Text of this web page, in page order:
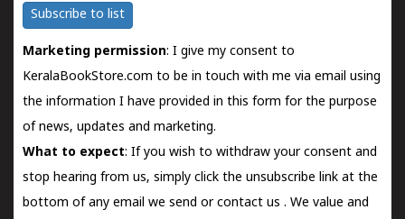
Subscribe to list
Marketing permission: I give my consent to
KeralaBookStore.com to be in touch with me via email using
the information I have provided in this form for the purpose
of news, updates and marketing.
What to expect: If you wish to withdraw your consent and
stop hearing from us, simply click the unsubscribe link at the
bottom of any email we send orcontact us . We value and